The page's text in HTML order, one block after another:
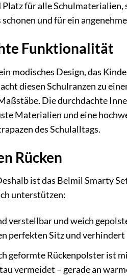
für alle Schulmaterialien,
und für ein
Funktionalität
modisches Design, das
diesen Schulranzen zu
Die durchdachte
Materialien und eine
des Schulalltags.
Rücken
ist das Belmil Smarty
unterstützen:
verstellbar und weich
perfekten Sitz und
geformte Rückenpolster ist
vermeidet – gerade an